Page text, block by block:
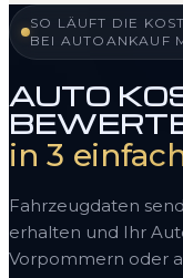
SO LÄUFT DIE
BEI AUTOANKAUF
AUTO
in 3
Fahrzeugdaten
erhalten und Ihr
Vorpommern oder